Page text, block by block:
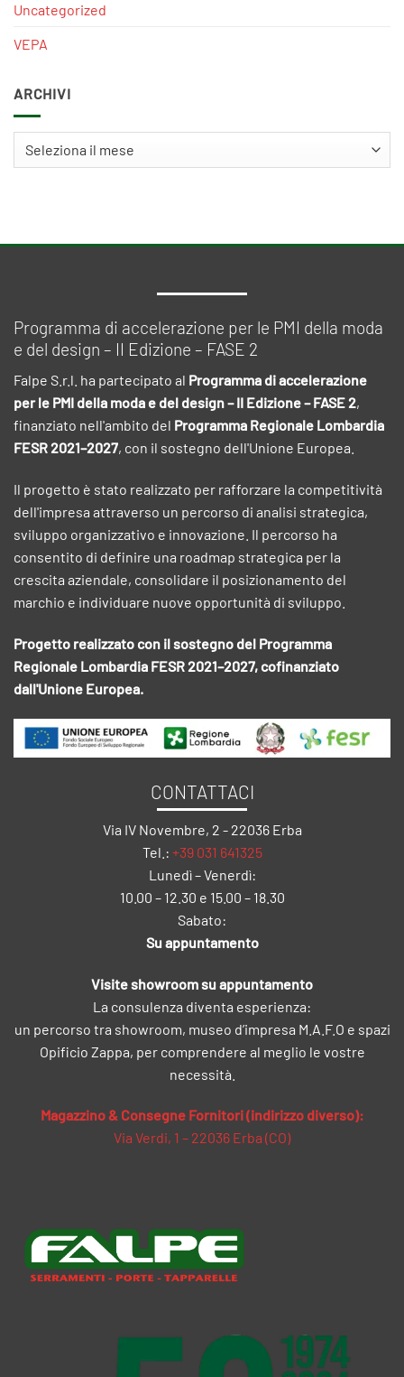
Uncategorized
VEPA
ARCHIVI
Programma di accelerazione per le PMI della moda
e del design – II Edizione – FASE 2
Falpe S.r.l. ha partecipato al Programma di accelerazione
per le PMI della moda e del design – II Edizione – FASE 2,
finanziato nell'ambito del Programma Regionale Lombardia
FESR 2021–2027, con il sostegno dell'Unione Europea.
Il progetto è stato realizzato per rafforzare la competitività
dell'impresa attraverso un percorso di analisi strategica,
sviluppo organizzativo e innovazione. Il percorso ha
consentito di definire una roadmap strategica per la
crescita aziendale, consolidare il posizionamento del
marchio e individuare nuove opportunità di sviluppo.
Progetto realizzato con il sostegno del Programma
Regionale Lombardia FESR 2021–2027, cofinanziato
dall'Unione Europea.
CONTATTACI
Via IV Novembre, 2 - 22036 Erba
Tel.: +39 031 641325
Lunedì – Venerdì:
10.00 – 12.30 e 15.00 – 18.30
Sabato:
Su appuntamento
Visite showroom su appuntamento
La consulenza diventa esperienza:
un percorso tra showroom, museo d’impresa M.A.F.O e spazi
Opificio Zappa, per comprendere al meglio le vostre
necessità.
Magazzino & Consegne Fornitori (indirizzo diverso):
Via Verdi, 1 – 22036 Erba (CO)